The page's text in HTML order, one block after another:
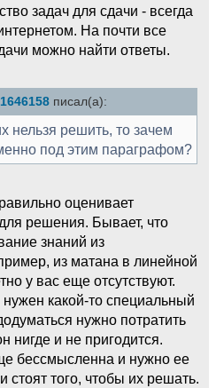
задач для сдачи - всегда
На почти все
можно найти ответы.
писал(а):
нельзя решить, то зачем
под этим параграфом?
оценивает
решения. Бывает, что
знаний из
из матана в линейной
у вас еще отсутствуют.
какой-то специальный
нужно потратить
нигде и не пригодится.
бессмысленна и нужно ее
стоят того, чтобы их решать.